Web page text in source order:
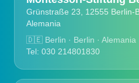
Grünstraße 23, 12555 Berlin-
Alemania
🇩🇪 Berlin · Berlin · Alemania
Tel: 030 214801830